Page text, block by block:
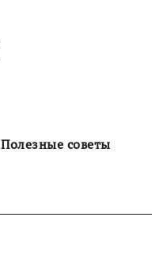
Полезные советы